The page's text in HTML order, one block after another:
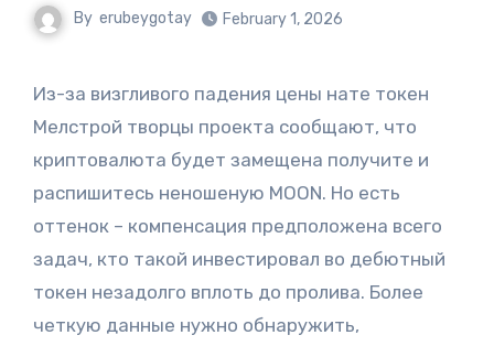
By erubeygotay February 1, 2026
Из-за визгливого падения цены нате токен
Мелстрой творцы проекта сообщают, что
криптовалюта будет замещена получите и
распишитесь неношеную MOON. Но есть
оттенок – компенсация предположена всего
задач, кто такой инвестировал во дебютный
токен незадолго вплоть до пролива. Более
четкую данные нужно обнаружить,